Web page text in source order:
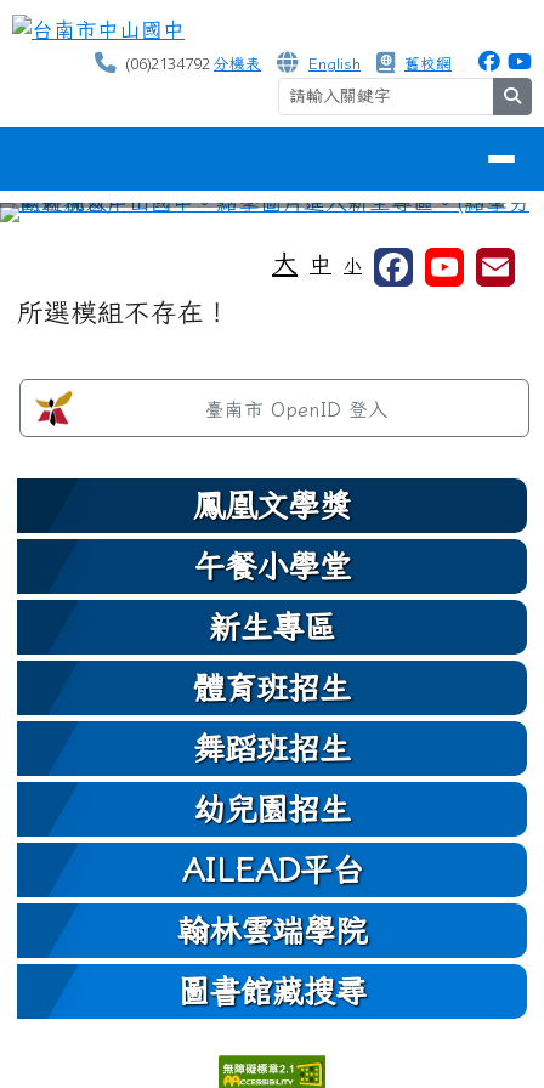
跳至主內容區
台南市中山國中
(06)2134792 分機表 English 舊校網
⏸
大 中 小
主內容區域
所選模組不存在！
左邊區域內容
臺南市 OpenID 登入
鳳凰文學獎
午餐小學堂
新生專區
體育班招生
舞蹈班招生
幼兒園招生
AILEAD平台
翰林雲端學院
圖書館藏搜尋
頁尾區域